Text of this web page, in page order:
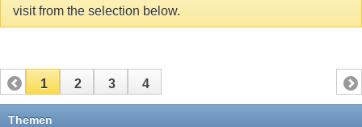
visit from the selection below.
1 2 3 4
Themen